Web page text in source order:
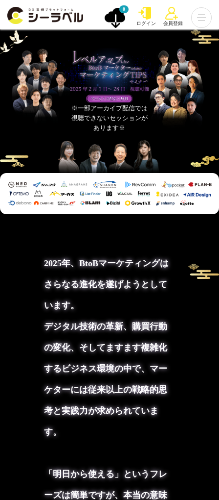
0
ログイン 会員登録
※一部アーカイブ配信では
視聴できないセッションが
あります※
2025年、BtoBマーケティングは
さらなる進化を遂げようとして
います。
デジタル技術の革新、購買行動
の変化、そしてますます複雑化
するビジネス環境の中で、マー
ケターには従来以上の戦略的思
考と実践力が求められていま
す。
「明日から使える」というフレ
ーズは簡単ですが、本当の意味